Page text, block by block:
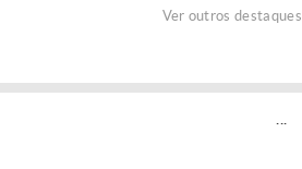
Ver outros destaques